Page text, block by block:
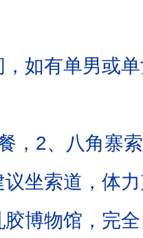
如有单男或
，2、八角寨
坐索道，体
博物馆，完